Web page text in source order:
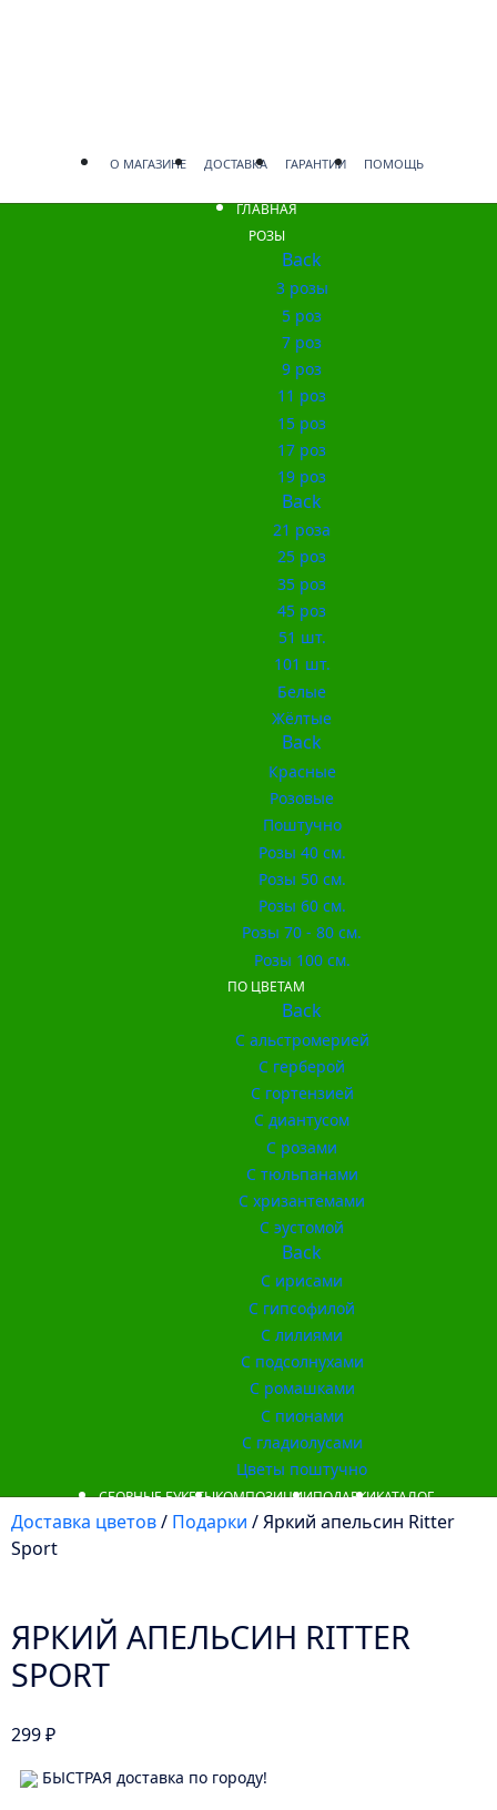
О МАГАЗИНЕ ДОСТАВКА ГАРАНТИИ ПОМОЩЬ
ГЛАВНАЯ
РОЗЫ
Back
3 розы
5 роз
7 роз
9 роз
11 роз
15 роз
17 роз
19 роз
Back
21 роза
25 роз
35 роз
45 роз
51 шт.
101 шт.
Белые
Жёлтые
Back
Красные
Розовые
Поштучно
Розы 40 см.
Розы 50 см.
Розы 60 см.
Розы 70 - 80 см.
Розы 100 см.
ПО ЦВЕТАМ
Back
С альстромерией
С герберой
С гортензией
С диантусом
С розами
С тюльпанами
С хризантемами
С эустомой
Back
С ирисами
С гипсофилой
С лилиями
С подсолнухами
С ромашками
С пионами
С гладиолусами
Цветы поштучно
СБОРНЫЕ БУКЕТЫКОМПОЗИЦИИПОДАРКИКАТАЛОГ
Доставка цветов/ Подарки / Яркий апельсин Ritter
Sport
ЯРКИЙ АПЕЛЬСИН RITTER
SPORT
299₽
БЫСТРАЯ доставка по городу!